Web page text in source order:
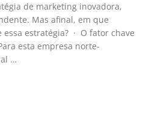
de marketing inovadora,
Mas afinal, em que
estratégia? · O fator chave
esta empresa norte-
…